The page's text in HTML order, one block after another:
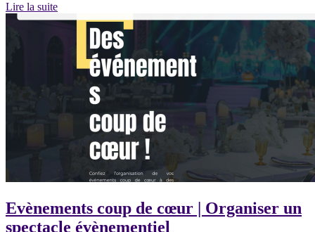
Lire la suite
Evènements coup de cœur | Organiser un
spectacle évènementiel